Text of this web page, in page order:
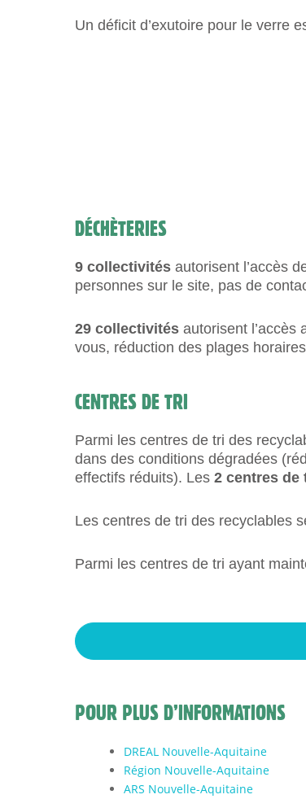
Un déficit d’exutoire pour le verre
DÉCHÈTERIES
9 collectivités autorisent l’accès
personnes sur le site, pas de
29 collectivités autorisent l’accès
vous, réduction des plages
CENTRES DE TRI
Parmi les centres de tri des
dans des conditions dégradées
effectifs réduits). Les 2 centres de
Les centres de tri des recyclables
Parmi les centres de tri ayant
POUR PLUS D’INFORMATIONS
DREAL Nouvelle-Aquitaine
Région Nouvelle-Aquitaine
ARS Nouvelle-Aquitaine